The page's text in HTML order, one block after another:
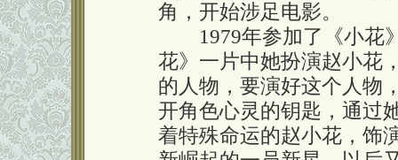
角，开始涉足电影。
1979年参加了《小花
花》一片中她扮演赵小花
的人物，要演好这个人物
开角色心灵的钥匙，通过
着特殊命运的赵小花，饰